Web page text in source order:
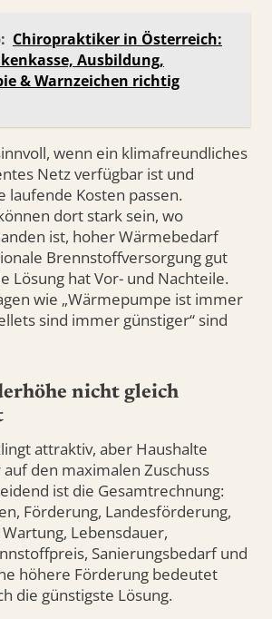
Chiropraktiker in Österreich:
Ausbildung,
& Warnzeichen richtig
wenn ein klimafreundliches
Netz verfügbar ist und
laufende Kosten passen.
dort stark sein, wo
ist, hoher Wärmebedarf
Brennstoffversorgung gut
Lösung hat Vor- und Nachteile.
wie „Wärmepumpe ist immer
sind immer günstiger“ sind
nicht gleich
attraktiv, aber Haushalte
den maximalen Zuschuss
ist die Gesamtrechnung:
Förderung, Landesförderung,
Lebensdauer,
Sanierungsbedarf und
höhere Förderung bedeutet
die günstigste Lösung.